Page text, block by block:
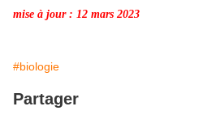
mise à jour : 12 mars 2023
#biologie
Partager